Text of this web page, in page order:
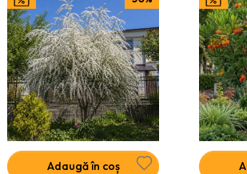
Adaugă în coș